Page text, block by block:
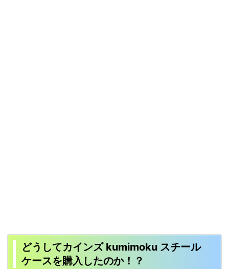
どうしてカインズ kumimoku スチール
ケースを購入したのか！？